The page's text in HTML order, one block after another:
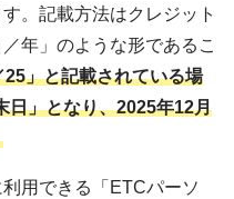
。記載方法はクレジット
年」のような形であるこ
」と記載されている場
日」となり、2025年12月
用できる「ETCパーソ